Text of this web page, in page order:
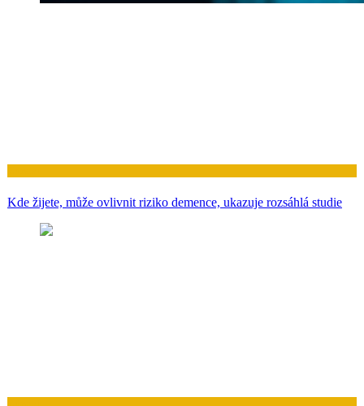
Kde žijete, může ovlivnit riziko demence, ukazuje rozsáhlá studie